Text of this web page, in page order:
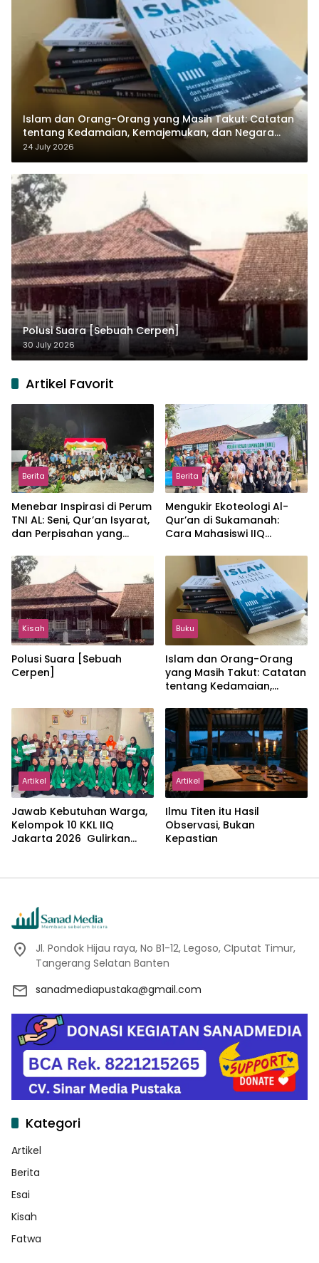
Islam dan Orang-Orang yang Masih Takut: Catatan
tentang Kedamaian, Kemajemukan, dan Negara
dalam Pemikiran Masykuri Abdillah
24 July 2026
Polusi Suara [Sebuah Cerpen]
30 July 2026
Artikel Favorit
Berita
Menebar Inspirasi di Perum
TNI AL: Seni, Qur’an Isyarat,
dan Perpisahan yang
Berita
Mengukir Ekoteologi Al-
Qur’an di Sukamanah:
Cara Mahasiswi IIQ
Jonggol
Kisah
Polusi Suara [Sebuah
Cerpen]
Buku
Islam dan Orang-Orang
yang Masih Takut: Catatan
tentang Kedamaian,
dalam Pemikiran Masykuri
Abdillah
Artikel
Jawab Kebutuhan Warga,
Kelompok 10 KKL IIQ
Jakarta 2026 Gulirkan
Artikel
Ilmu Titen itu Hasil
Observasi, Bukan
Kepastian
Jl. Pondok Hijau raya, No B1-12, Legoso, CIputat Timur,
Tangerang Selatan Banten
sanadmediapustaka@gmail.com
Kategori
Artikel
Berita
Esai
Kisah
Fatwa